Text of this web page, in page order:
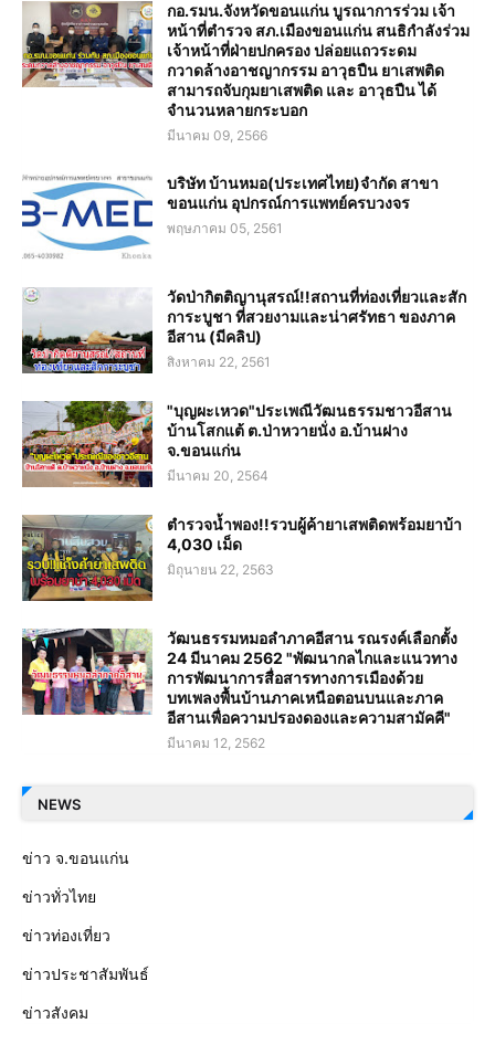
กอ.รมน.จังหวัดขอนแก่น บูรณาการร่วม เจ้า
หน้าที่ตำรวจ สภ.เมืองขอนแก่น สนธิกำลังร่วม
เจ้าหน้าที่ฝ่ายปกครอง ปล่อยแถวระดม
กวาดล้างอาชญากรรม อาวุธปืน ยาเสพติด
สามารถจับกุมยาเสพติด และ อาวุธปืน ได้
จำนวนหลายกระบอก
มีนาคม 09, 2566
บริษัท บ้านหมอ(ประเทศไทย)จำกัด สาขา
ขอนแก่น อุปกรณ์การแพทย์ครบวงจร
พฤษภาคม 05, 2561
วัดป่ากิตติญานุสรณ์!!สถานที่ท่องเที่ยวและสัก
การะบูชา ที่สวยงามและน่าศรัทธา ของภาค
อีสาน (มีคลิป)
สิงหาคม 22, 2561
"บุญผะเหวด"ประเพณีวัฒนธรรมชาวอีสาน
บ้านโสกแต้ ต.ป่าหวายนั่ง อ.บ้านฝาง
จ.ขอนแก่น
มีนาคม 20, 2564
ตำรวจน้ำพอง!!รวบผู้ค้ายาเสพติดพร้อมยาบ้า
4,030 เม็ด
มิถุนายน 22, 2563
วัฒนธรรมหมอลำภาคอีสาน รณรงค์เลือกตั้ง
24 มีนาคม 2562 "พัฒนากลไกและแนวทาง
การพัฒนาการสื่อสารทางการเมืองด้วย
บทเพลงพื้นบ้านภาคเหนือตอนบนและภาค
อีสานเพื่อความปรองดองและความสามัคคี"
มีนาคม 12, 2562
NEWS
ข่าว จ.ขอนแก่น
ข่าวทั่วไทย
ข่าวท่องเที่ยว
ข่าวประชาสัมพันธ์
ข่าวสังคม